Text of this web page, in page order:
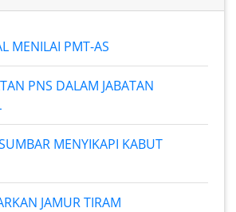
MENILAI PMT-AS
PNS DALAM JABATAN
MENYIKAPI KABUT
JAMUR TIRAM